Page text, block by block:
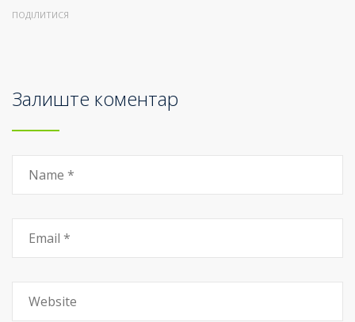
ПОДІЛИТИСЯ
Залиште коментар